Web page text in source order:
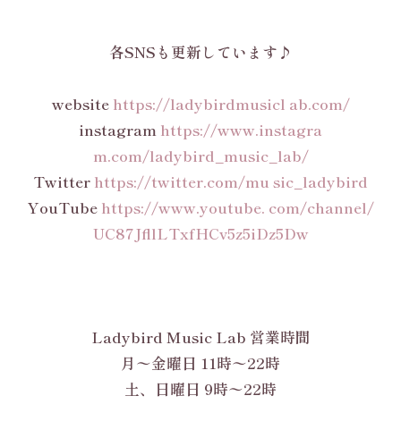
各SNSも更新しています♪
website https://ladybirdmusicl ab.com/
instagram https://www.instagra
m.com/ladybird_music_lab/
Twitter https://twitter.com/mu sic_ladybird
YouTube https://www.youtube. com/channel/
UC87JfllLTxfHCv5z5iDz5Dw
Ladybird Music Lab 営業時間
月〜金曜日 11時〜22時
土、日曜日 9時〜22時